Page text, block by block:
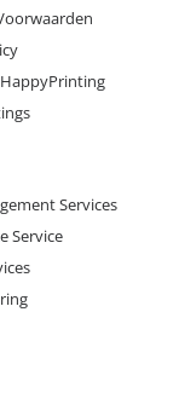
Services
Service